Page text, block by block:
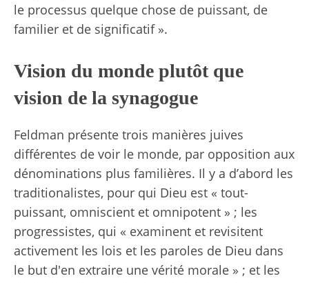
le processus quelque chose de puissant, de
familier et de significatif ».
Vision du monde plutôt que
vision de la synagogue
Feldman présente trois manières juives
différentes de voir le monde, par opposition aux
dénominations plus familières. Il y a d’abord les
traditionalistes, pour qui Dieu est « tout-
puissant, omniscient et omnipotent » ; les
progressistes, qui « examinent et revisitent
activement les lois et les paroles de Dieu dans
le but d'en extraire une vérité morale » ; et les